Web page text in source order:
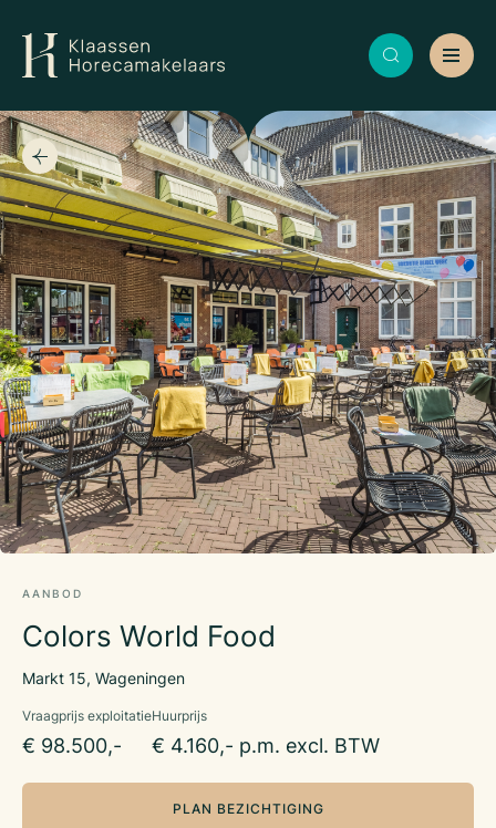
AANBOD
Colors World Food
Markt 15, Wageningen
Vraagprijs exploitatie
€ 98.500,-
Huurprijs
€ 4.160,- p.m. excl. BTW
PLAN BEZICHTIGING